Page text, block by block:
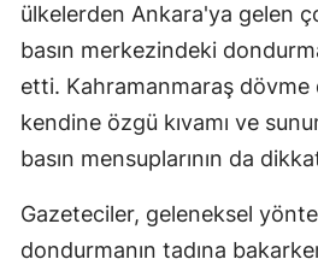
ülkelerden Ankara'ya gelen
basın merkezindeki
etti. Kahramanmaraş dövme
kendine özgü kıvamı ve
basın mensuplarının da
Gazeteciler, geleneksel
dondurmanın tadına